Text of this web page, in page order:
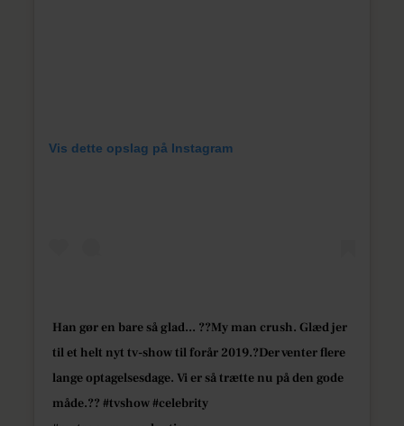
Vis dette opslag på Instagram
Han gør en bare så glad... ??My man crush. Glæd jer
til et helt nyt tv-show til forår 2019.?Der venter flere
lange optagelsesdage. Vi er så trætte nu på den gode
måde.?? #tvshow #celebrity